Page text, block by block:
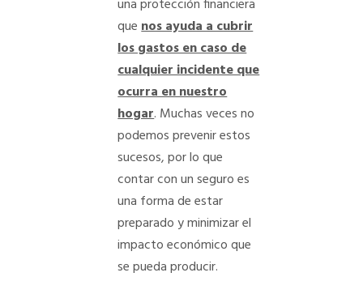
una protección financiera
quenos ayuda a cubrir
los gastos en caso de
cualquier incidente que
ocurra en nuestro
hogar. Muchas veces no
podemos prevenir estos
sucesos, por lo que
contar con un seguro es
una forma de estar
preparado y minimizar el
impacto económico que
se pueda producir.